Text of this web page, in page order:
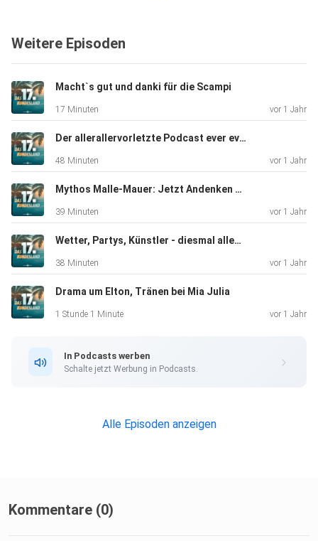
Weitere Episoden
Macht`s gut und danki für die Scampi
17 Minuten vor 1 Jahr
Der allerallervorletzte Podcast ever ever
48 Minuten vor 1 Jahr
Mythos Malle-Mauer: Jetzt Andenken gewinnen!
39 Minuten vor 1 Jahr
Wetter, Partys, Künstler - diesmal alles gruselig!
38 Minuten vor 1 Jahr
Drama um Elton, Tränen bei Mia Julia
1 Stunde 1 Minute vor 1 Jahr
In Podcasts werben
Schalte jetzt Werbung in Podcasts.
Alle Episoden anzeigen
Kommentare (0)